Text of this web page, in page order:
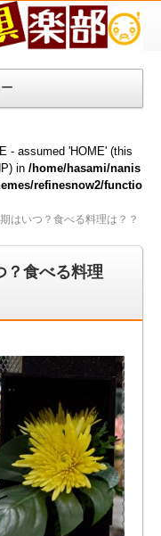
- assumed 'HOME' (this
in /home/hasami/nanis
refinesnow2/functio
はいつ？食べる料理は？？
？食べる料理